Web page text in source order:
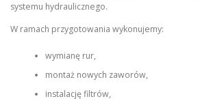
systemu hydraulicznego.
W ramach przygotowania wykonujemy:
wymianę rur,
montaż nowych zaworów,
instalację filtrów,